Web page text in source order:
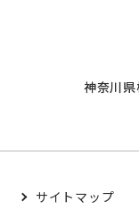
神奈川
サイトマップ